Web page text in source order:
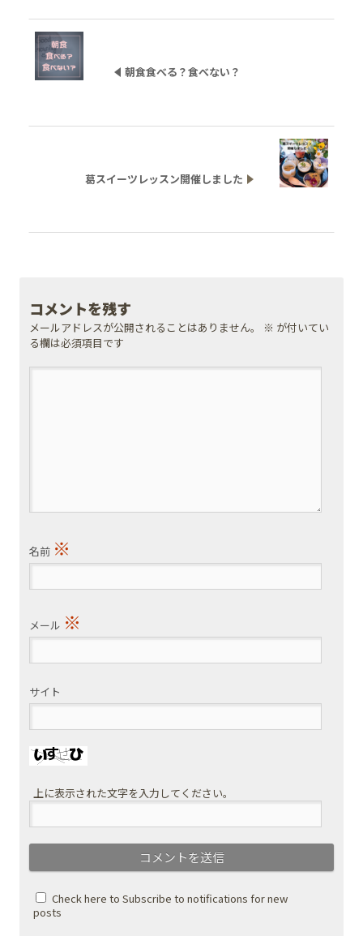
朝食食べる？食べない？
葛スイーツレッスン開催しました
コメントを残す
メールアドレスが公開されることはありません。 ※ が付いてい
る欄は必須項目です
名前 ※
メール ※
サイト
上に表示された文字を入力してください。
Check here to Subscribe to notifications for new
posts